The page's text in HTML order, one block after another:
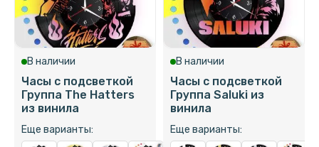
В наличии
Часы с подсветкой
Группа The Hatters
из винила
Еще варианты:
В наличии
Часы с подсветкой
Группа Saluki из
винила
Еще варианты: